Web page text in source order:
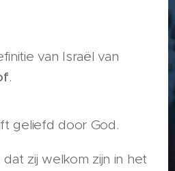
van Israël van
.
geliefd door God.
zij welkom zijn in het